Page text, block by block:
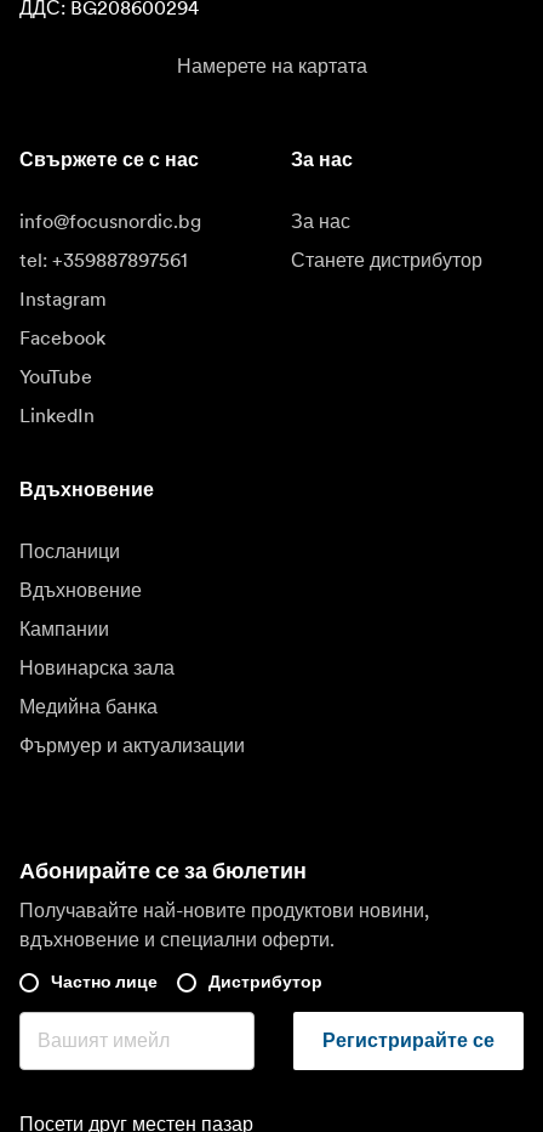
ДДС: BG208600294
Намерете на картата
Свържете се с нас
info@focusnordic.bg
tel: +359887897561
Instagram
Facebook
YouTube
LinkedIn
За нас
За нас
Станете дистрибутор
Вдъхновение
Посланици
Вдъхновение
Кампании
Новинарска зала
Медийна банка
Фърмуер и актуализации
Абонирайте се за бюлетин
Получавайте най-новите продуктови новини,
вдъхновение и специални оферти.
Частно лице Дистрибутор
Регистрирайте се
Посети друг местен пазар